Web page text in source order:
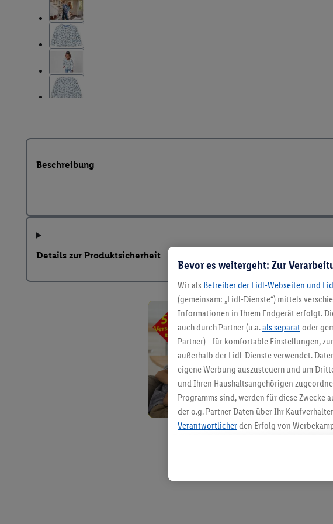
Beschreibung
Details zur Produktsicherheit
Bevor es weitergeht: Zur
Wir als Betreiber der Lidl-Webseiten und
(gemeinsam: „Lidl-Dienste“) mittels
Informationen in Ihrem Endgerät erfolgt.
auch durch Partner (u.a.als separat oder
Partner) - für komfortable Einstellungen,
außerhalb der Lidl-Dienste verwendet.
eigene Werbung auszusteuern und um
und Ihren Haushaltsangehörigen
Programms sind, werden für diese Zwecke
der o.g. Partner Daten über Ihr
Verantwortlicherden Erfolg von
angereicherten Profilen. Dies umfasst die
Kaufverhalten in den Lidl-Diensten,
genauen Standortdaten) auch über